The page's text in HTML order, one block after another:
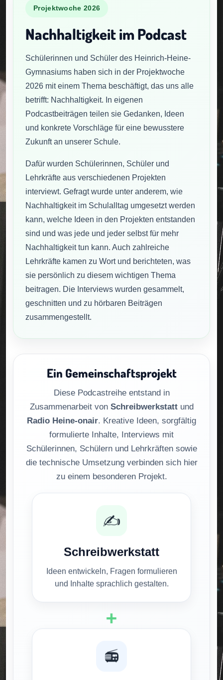
Projektwoche 2026
Nachhaltigkeit im Podcast
Schülerinnen und Schüler des Heinrich-Heine-
Gymnasiums haben sich in der Projektwoche
2026 mit einem Thema beschäftigt, das uns alle
betrifft: Nachhaltigkeit. In eigenen
Podcastbeiträgen teilen sie Gedanken, Ideen
und konkrete Vorschläge für eine bewusstere
Zukunft an unserer Schule.
Dafür wurden Schülerinnen, Schüler und
Lehrkräfte aus verschiedenen Projekten
interviewt. Gefragt wurde unter anderem, wie
Nachhaltigkeit im Schulalltag umgesetzt werden
kann, welche Ideen in den Projekten entstanden
sind und was jede und jeder selbst für mehr
Nachhaltigkeit tun kann. Auch zahlreiche
Lehrkräfte kamen zu Wort und berichteten, was
sie persönlich zu diesem wichtigen Thema
beitragen. Die Interviews wurden gesammelt,
geschnitten und zu hörbaren Beiträgen
zusammengestellt.
Ein Gemeinschaftsprojekt
Diese Podcastreihe entstand in
Zusammenarbeit von Schreibwerkstattund
Radio Heine-onair. Kreative Ideen, sorgfältig
formulierte Inhalte, Interviews mit
Schülerinnen, Schülern und Lehrkräften sowie
die technische Umsetzung verbinden sich hier
zu einem besonderen Projekt.
✍️
Schreibwerkstatt
Ideen entwickeln, Fragen formulieren
und Inhalte sprachlich gestalten.
+
📻